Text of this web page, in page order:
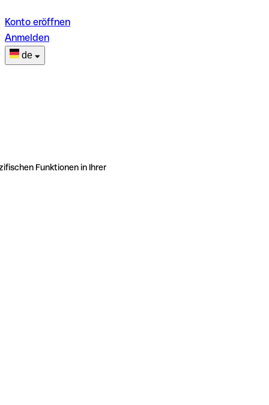
Konto eröffnen
Anmelden
de
Funktionen in Ihrer